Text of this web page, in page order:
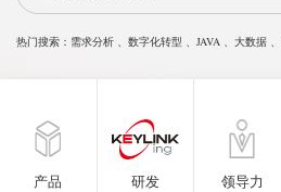
热门搜索： 需求分析 、 数字化转型 、 JAVA 、 大数据 、
产品 研发 领导力